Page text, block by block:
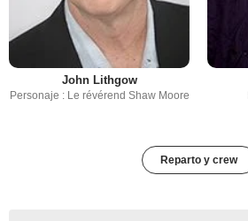
John Lithgow
Personaje : Le révérend Shaw Moore
Reparto y crew